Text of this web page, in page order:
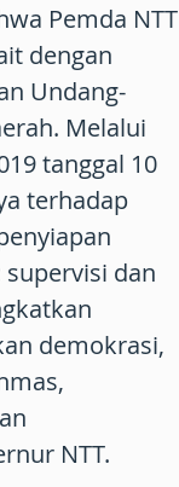
Pemda NTT
dengan
Undang-
Melalui
tanggal 10
terhadap
dan
demokrasi,
NTT.